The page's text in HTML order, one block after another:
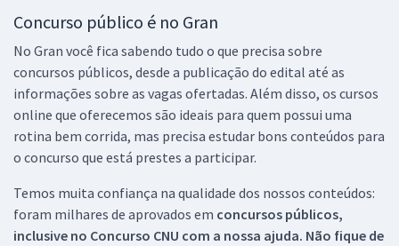
Concurso público é no Gran
No Gran você fica sabendo tudo o que precisa sobre
concursos públicos, desde a publicação do edital até as
informações sobre as vagas ofertadas. Além disso, os cursos
online que oferecemos são ideais para quem possui uma
rotina bem corrida, mas precisa estudar bons conteúdos para
o concurso que está prestes a participar.
Temos muita confiança na qualidade dos nossos conteúdos:
foram milhares de aprovados em concursos públicos,
inclusive no Concurso CNU com a nossa ajuda. Não fique de